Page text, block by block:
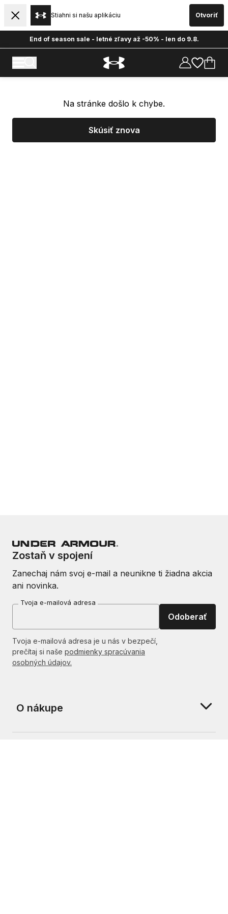
Stiahni si našu aplikáciu Otvoriť
End of season sale - letné zľavy až -50% - len do 9.8.
Na stránke došlo k chybe.
Skúsiť znova
Zostaň v spojení
Zanechaj nám svoj e-mail a neunikne ti žiadna akcia
ani novinka.
Tvoja e-mailová adresa
Odoberať
Tvoja e-mailová adresa je u nás v bezpečí,
prečítaj si naše podmienky spracúvania
osobných údajov.
O nákupe